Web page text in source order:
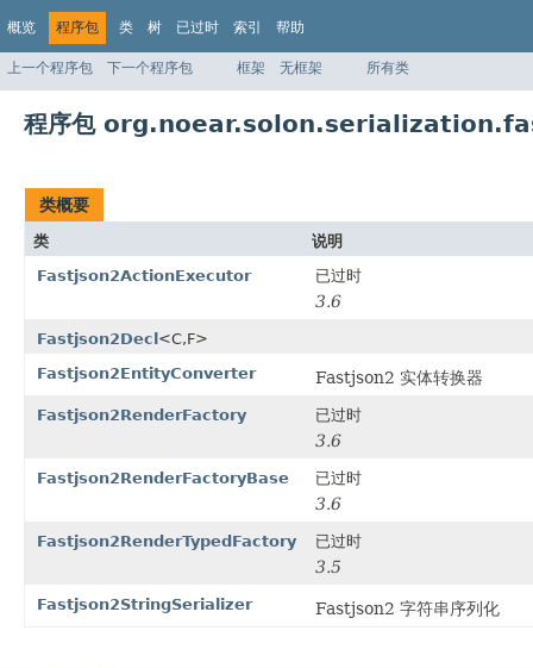
概览 程序包 类 树 已过时 索引 帮助
上一个程序包 下一个程序包 框架 无框架 所有类
程序包
类概要
类
说明
Fastjson2ActionExecutor
已过时
3.6
Fastjson2Decl<C,F>
Fastjson2EntityConverter
Fastjson2 实体转换器
Fastjson2RenderFactory 已过时
3.6
Fastjson2RenderFactoryBase 已过时
3.6
Fastjson2RenderTypedFactory 已过时
3.5
Fastjson2StringSerializer Fastjson2 字符串序列化